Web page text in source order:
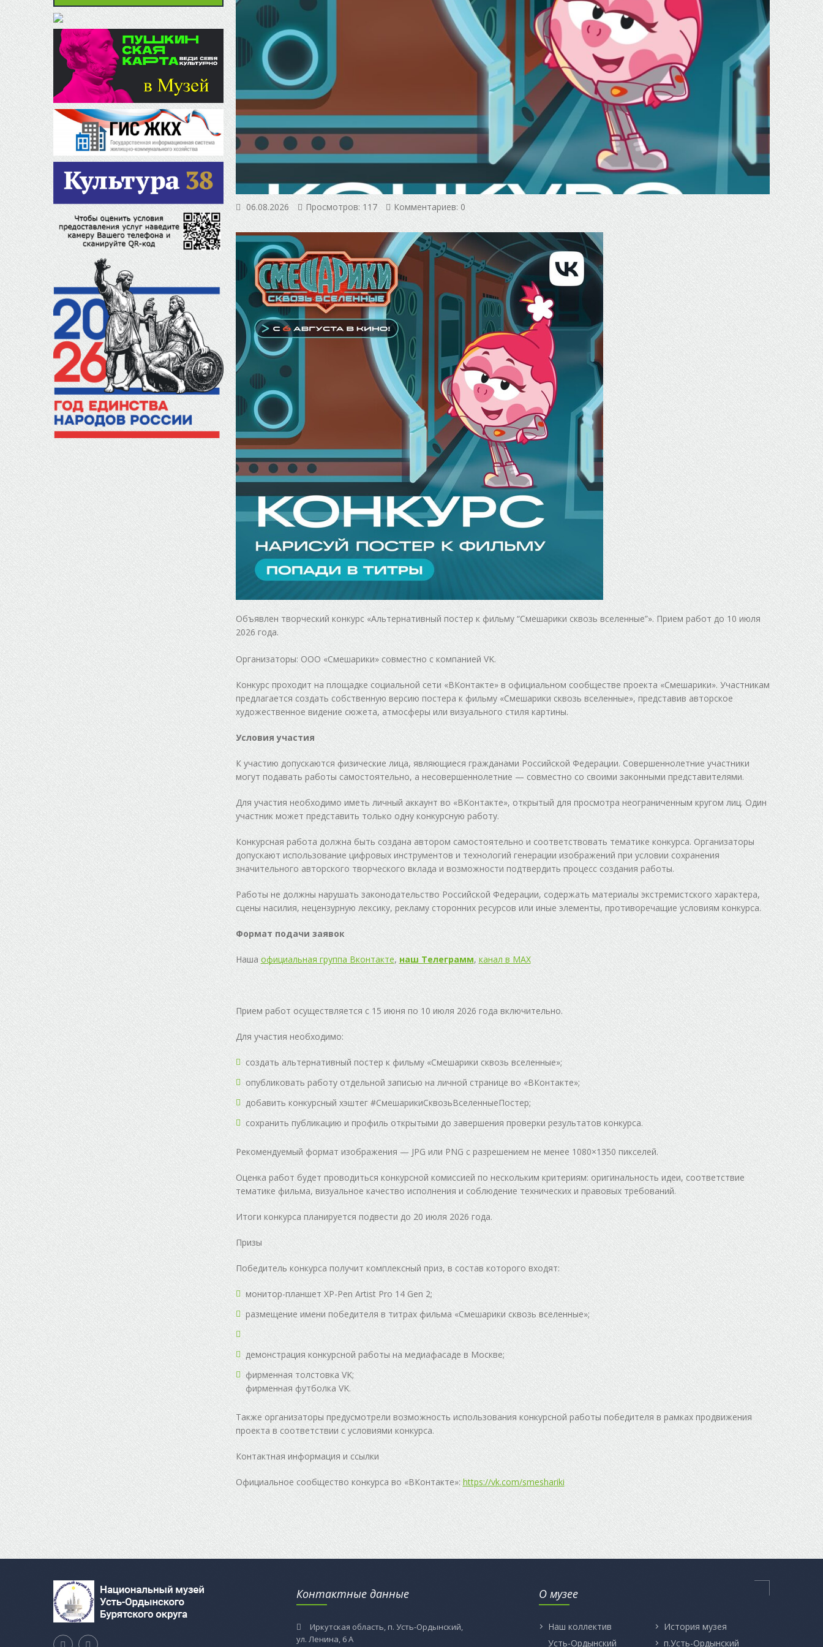
06.08.2026 Просмотров: 117 Комментариев: 0
Объявлен творческий конкурс «Альтернативный постер к фильму “Смешарики сквозь вселенные”». Прием работ до 10 июля
2026 года.
Организаторы: ООО «Смешарики» совместно с компанией VK.
Конкурс проходит на площадке социальной сети «ВКонтакте» в официальном сообществе проекта «Смешарики». Участникам
предлагается создать собственную версию постера к фильму «Смешарики сквозь вселенные», представив авторское
художественное видение сюжета, атмосферы или визуального стиля картины.
Условия участия
К участию допускаются физические лица, являющиеся гражданами Российской Федерации. Совершеннолетние участники
могут подавать работы самостоятельно, а несовершеннолетние — совместно со своими законными представителями.
Для участия необходимо иметь личный аккаунт во «ВКонтакте», открытый для просмотра неограниченным кругом лиц. Один
участник может представить только одну конкурсную работу.
Конкурсная работа должна быть создана автором самостоятельно и соответствовать тематике конкурса. Организаторы
допускают использование цифровых инструментов и технологий генерации изображений при условии сохранения
значительного авторского творческого вклада и возможности подтвердить процесс создания работы.
Работы не должны нарушать законодательство Российской Федерации, содержать материалы экстремистского характера,
сцены насилия, нецензурную лексику, рекламу сторонних ресурсов или иные элементы, противоречащие условиям конкурса.
Формат подачи заявок
Наша официальная группа Вконтакте,наш Телеграмм, канал в MAX
Прием работ осуществляется с 15 июня по 10 июля 2026 года включительно.
Для участия необходимо:
создать альтернативный постер к фильму «Смешарики сквозь вселенные»;
опубликовать работу отдельной записью на личной странице во «ВКонтакте»;
добавить конкурсный хэштег #СмешарикиСквозьВселенныеПостер;
сохранить публикацию и профиль открытыми до завершения проверки результатов конкурса.
Рекомендуемый формат изображения — JPG или PNG с разрешением не менее 1080×1350 пикселей.
Оценка работ будет проводиться конкурсной комиссией по нескольким критериям: оригинальность идеи, соответствие
тематике фильма, визуальное качество исполнения и соблюдение технических и правовых требований.
Итоги конкурса планируется подвести до 20 июля 2026 года.
Призы
Победитель конкурса получит комплексный приз, в состав которого входят:
монитор-планшет XP-Pen Artist Pro 14 Gen 2;
размещение имени победителя в титрах фильма «Смешарики сквозь вселенные»;
демонстрация конкурсной работы на медиафасаде в Москве;
фирменная толстовка VK;
фирменная футболка VK.
Также организаторы предусмотрели возможность использования конкурсной работы победителя в рамках продвижения
проекта в соответствии с условиями конкурса.
Контактная информация и ссылки
Официальное сообщество конкурса во «ВКонтакте»: https://vk.com/smeshariki
Контактные данные
Иркутская область, п. Усть-Ордынский,
ул. Ленина, 6 А
О музее
Наш коллектив
История музея
Усть-Ордынский
п.Усть-Ордынский